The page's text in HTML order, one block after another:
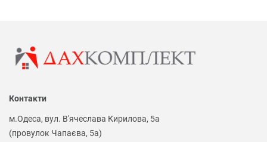
Контакти
м.Одеса, вул. В'ячеслава Кирилова, 5а
(провулок Чапаєва, 5а)